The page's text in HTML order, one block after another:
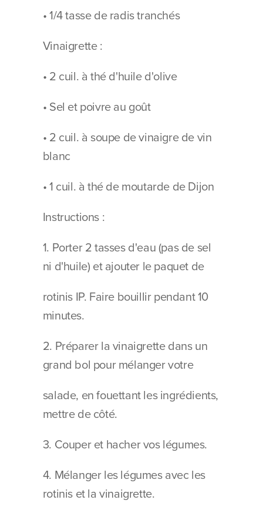
• 1/4 tasse de radis tranchés
Vinaigrette :
• 2 cuil. à thé d'huile d'olive
• Sel et poivre au goût
• 2 cuil. à soupe de vinaigre de vin
blanc
• 1 cuil. à thé de moutarde de Dijon
Instructions :
1. Porter 2 tasses d'eau (pas de sel
ni d'huile) et ajouter le paquet de
rotinis IP. Faire bouillir pendant 10
minutes.
2. Préparer la vinaigrette dans un
grand bol pour mélanger votre
salade, en fouettant les ingrédients,
mettre de côté.
3. Couper et hacher vos légumes.
4. Mélanger les légumes avec les
rotinis et la vinaigrette.